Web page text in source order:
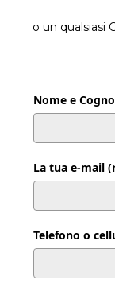
o un qualsiasi
Nome e
La tua e-mail
Telefono o